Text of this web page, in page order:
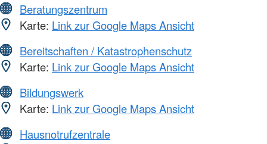
Beratungszentrum
Karte: Link zur Google Maps Ansicht
Bereitschaften / Katastrophenschutz
Karte: Link zur Google Maps Ansicht
Bildungswerk
Karte: Link zur Google Maps Ansicht
Hausnotrufzentrale